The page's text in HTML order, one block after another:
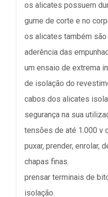
os alicates possuem
gume de corte e no
os alicates também
aderência das
um ensaio de extrema
de isolação do
cabos dos alicates
segurança na sua
tensões de até 1.000 v
puxar, prender, enrolar,
chapas finas.
prensar terminais de
isolação.